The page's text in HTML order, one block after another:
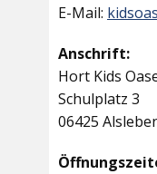
E-Mail:
Anschrift:
Hort Kids
Schulplatz 3
06425